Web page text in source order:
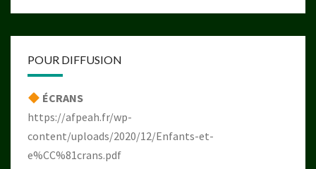
POUR DIFFUSION
ÉCRANS
https://afpeah.fr/wp-
content/uploads/2020/12/Enfants-et-
e%CC%81crans.pdf